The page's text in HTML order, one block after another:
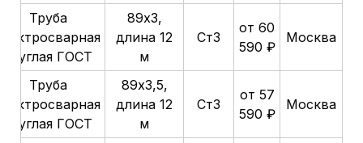
Труба
круглая ГОСТ
89х3,
длина 12
м
Ст3
от 60
590 ₽
Москва
Труба
круглая ГОСТ
89х3,5,
длина 12
м
Ст3
от 57
590 ₽
Москва